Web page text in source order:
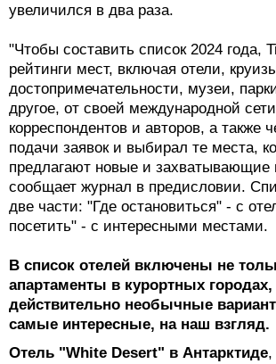
увеличился в два раза.
"Чтобы составить список 2024 года,
рейтинги мест, включая отели,
достопримечательности, музеи,
другое, от своей международной сети
корреспондентов и авторов, а также
подачи заявок и выбирал те места,
предлагают новые и захватывающие
сообщает журнал в предисловии.
две части: "Где остановиться" - с
посетить" - с интересными местами.
В список отелей включены не
апартаменты в курортных
действительно необычные
самые интересные, на наш взгляд.
Отель "White Desert" в Антарктиде,